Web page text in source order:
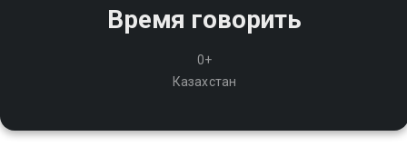
Время говорить
0+
Казахстан